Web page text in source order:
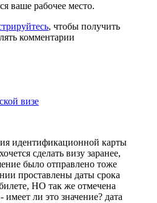
ваше рабочее место.
, чтобы получить
комментарии
визе
идентификационной карты
сделать визу заранее,
было отправлено тоже
проставлены даты срока
НО так же отмечена
имеет ли это значение? дата